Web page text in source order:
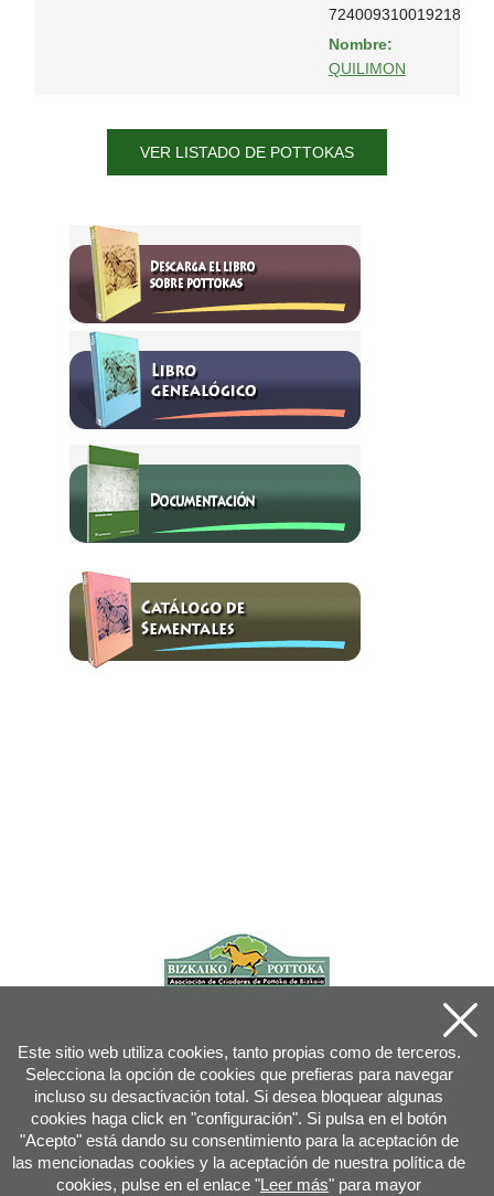
724009310019218
Nombre:
QUILIMON
VER LISTADO DE POTTOKAS
Este sitio web utiliza cookies, tanto propias como de terceros.
Selecciona la opción de cookies que prefieras para navegar
incluso su desactivación total. Si desea bloquear algunas
cookies haga click en "configuración". Si pulsa en el botón
"Acepto" está dando su consentimiento para la aceptación de
las mencionadas cookies y la aceptación de nuestra política de
cookies, pulse en el enlace "Leer más" para mayor